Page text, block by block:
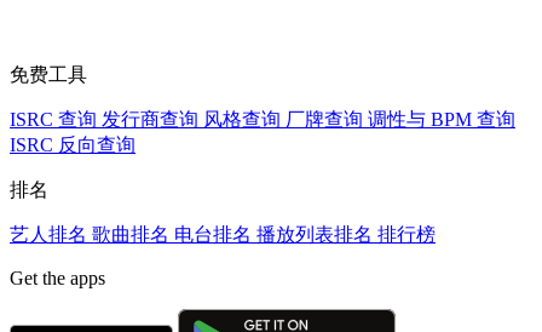
免费工具
ISRC 查询 发行商查询 风格查询 厂牌查询 调性与 BPM 查询
ISRC 反向查询
排名
艺人排名 歌曲排名 电台排名 播放列表排名 排行榜
Get the apps